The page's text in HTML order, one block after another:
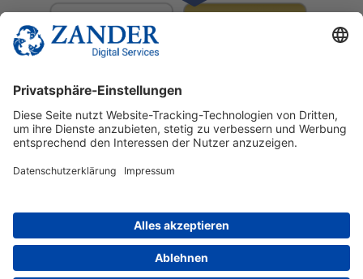
© 2025 Zander Digital Services Deutschland GmbH